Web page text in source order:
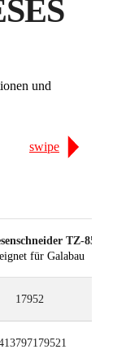
und
swipe
TZ-850
für Galabau
17952